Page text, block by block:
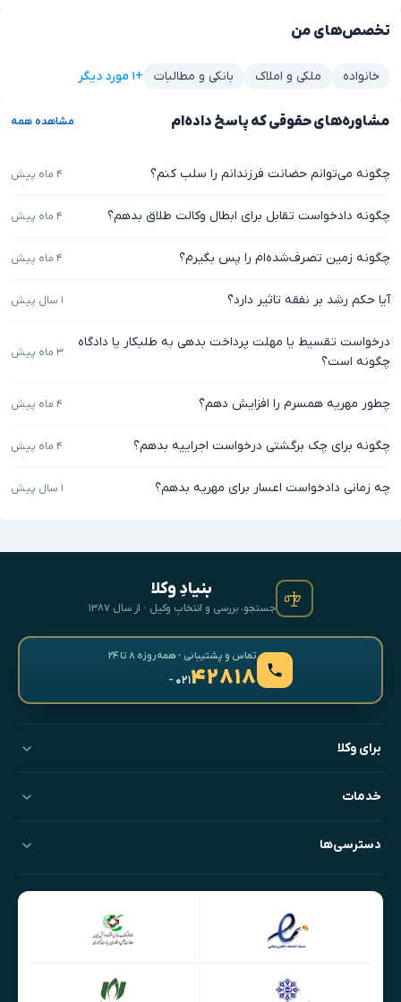
تخصص‌های من
خانواده ملکی و املاک بانکی و مطالبات +۱ مورد دیگر
مشاوره‌های حقوقی که پاسخ داده‌ام مشاهده همه
چگونه می‌توانم حضانت فرزندانم را سلب کنم؟ ۴ ماه پیش
چگونه دادخواست تقابل برای ابطال وکالت طلاق بدهم؟ ۴ ماه پیش
چگونه زمین تصرف‌شده‌ام را پس بگیرم؟ ۴ ماه پیش
آیا حکم رشد بر نفقه تاثیر دارد؟ ۱ سال پیش
درخواست تقسیط یا مهلت پرداخت بدهی به طلبکار یا دادگاه
چگونه است؟
۳ ماه پیش
چطور مهریه همسرم را افزایش دهم؟ ۴ ماه پیش
چگونه برای چک برگشتی درخواست اجراییه بدهم؟ ۴ ماه پیش
چه زمانی دادخواست اعسار برای مهریه بدهم؟ ۱ سال پیش
بنیادِ وکلا
جستجو، بررسی و انتخابِ وکیل · از سال ۱۳۸۷
تماس و پشتیبانی · همه‌روزه ۸ تا ۲۴
۴۲۸۱۸- ۰۲۱
برای وکلا
خدمات
دسترسی‌ها